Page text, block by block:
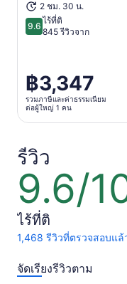
2 ชม. 30 น.
9.69.6 จาก 10
ไร้ที่ติ
845 รีวิวจาก
ราคา
อยู่
ต่อ
ผู้ใหญ่
1
คน
฿3,347
รวมภาษีและค่าธรรมเนียม
ต่อผู้ใหญ่ 1 คน
รีวิว
9.6/
9.6
จาก
10
ไร้ที่ติ
1,468 รีวิวที่ตรวจสอบแล้
มี
รีวิว
จัดเรียงรีวิวตาม